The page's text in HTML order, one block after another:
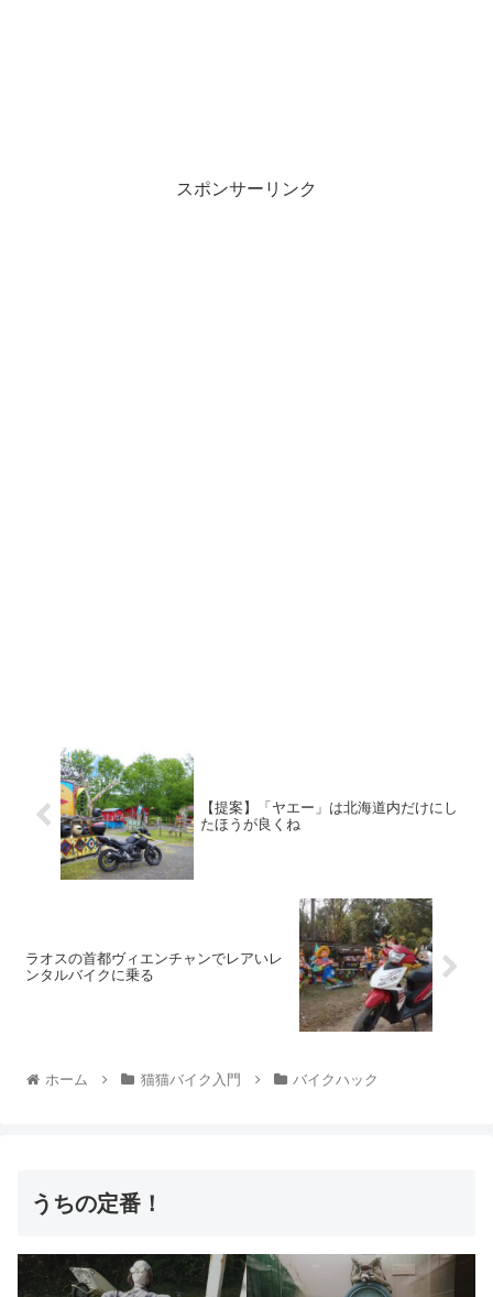
スポンサーリンク
【提案】「ヤエー」は北海道内だけにし
たほうが良くね
ラオスの首都ヴィエンチャンでレアいレ
ンタルバイクに乗る
ホーム 猫猫バイク入門 バイクハック
うちの定番！